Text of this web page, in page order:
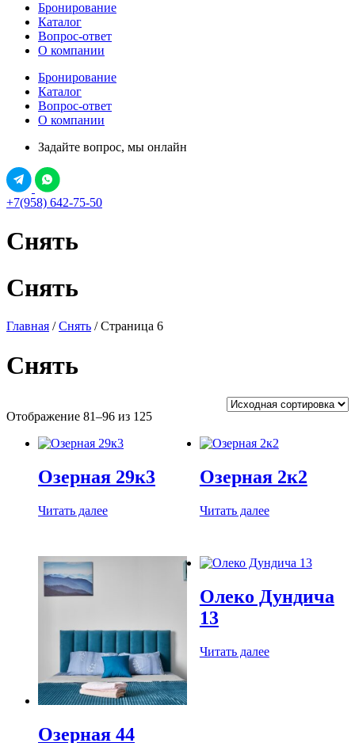
Бронирование
Каталог
Вопрос-ответ
О компании
Бронирование
Каталог
Вопрос-ответ
О компании
Задайте вопрос, мы онлайн
+7(958) 642-75-50
Снять
Снять
Главная /Снять / Страница 6
Снять
Отображение 81–96 из 125
Озерная 29к3
Читать далее
Озерная 2к2
Читать далее
Озерная 44
Олеко Дундича
13
Читать далее